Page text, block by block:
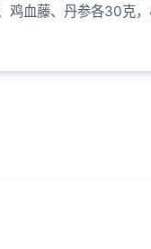
鸡血藤、丹参各30克